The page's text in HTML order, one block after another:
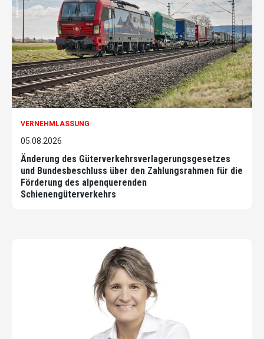
VERNEHMLASSUNG
05.08.2026
Änderung des Güterverkehrsverlagerungsgesetzes
und Bundesbeschluss über den Zahlungsrahmen für die
Förderung des alpenquerenden
Schienengüterverkehrs